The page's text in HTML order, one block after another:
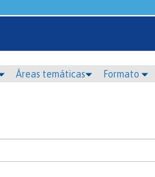
Áreas temáticas Formato